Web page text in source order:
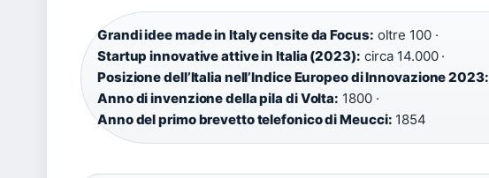
Grandi idee made in Italy censite da Focus: oltre 100 ·
Startup innovative attive in Italia (2023): circa 14.000 ·
Posizione dell’Italia nell’Indice Europeo di Innovazione 2023:
Anno di invenzione della pila di Volta: 1800 ·
Anno del primo brevetto telefonico di Meucci: 1854